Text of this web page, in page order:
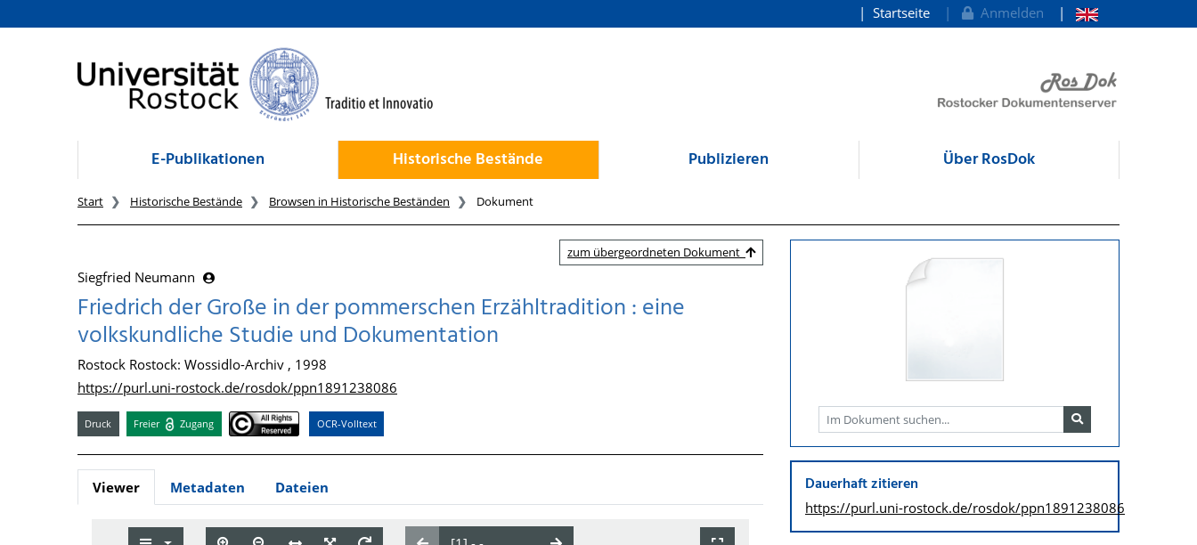
zum Inhalt
Startseite Anmelden
E-Publikationen Historische Bestände Publizieren Über RosDok
Start Historische Bestände Browsen in Historische Beständen Dokument
zum übergeordneten Dokument
Siegfried Neumann
Friedrich der Große in der pommerschen Erzähltradition : eine
volkskundliche Studie und Dokumentation
Rostock Rostock: Wossidlo-Archiv , 1998
https://purl.uni-rostock.de/rosdok/ppn1891238086
Druck Freier Zugang OCR-Volltext
Viewer Metadaten Dateien Dauerhaft zitieren
https://purl.uni-rostock.de/rosdok/ppn1891238086